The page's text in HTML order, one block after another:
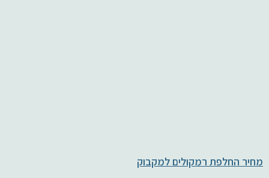
מחיר החלפת רמקולים למקבוק